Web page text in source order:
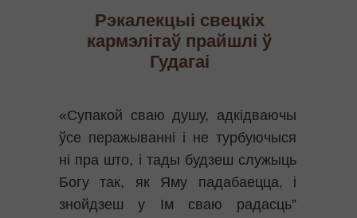
Рэкалекцыі свецкіх
кармэлітаў прайшлі ў
Гудагаі
«Супакой сваю душу, адкідваючы
ўсе перажыванні і не турбуючыся
ні пра што, і тады будзеш служыць
Богу так, як Яму падабаецца, і
знойдзеш у Ім сваю радасць”